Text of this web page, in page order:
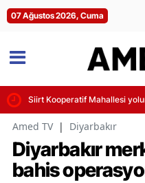
07 Ağustos 2026, Cuma
Siirt Kooperatif Mahallesi
Amed TV | Diyarbakır
Diyarbakır
bahis